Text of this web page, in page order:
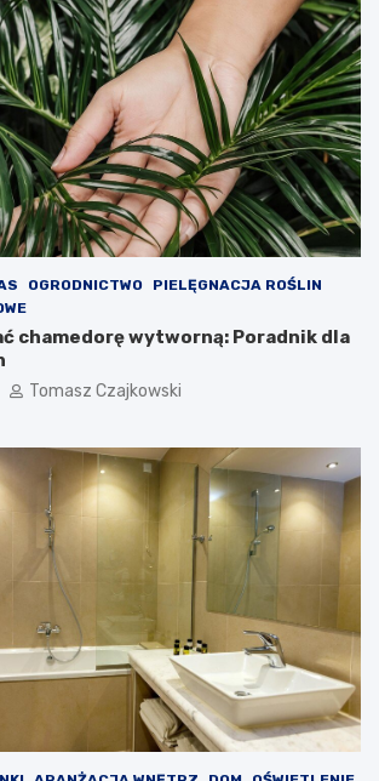
OGRODNICTWO
PIELĘGNACJA ROŚLIN
chamedorę wytworną: Poradnik dla
Tomasz Czajkowski